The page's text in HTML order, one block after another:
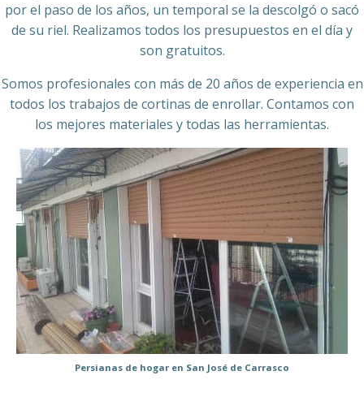
por el paso de los años, un temporal se la descolgó o sacó
de su riel. Realizamos todos los presupuestos en el día y
son gratuitos.
Somos profesionales con más de 20 años de experiencia en
todos los trabajos de cortinas de enrollar. Contamos con
los mejores materiales y todas las herramientas.
Persianas de hogar en San José de Carrasco